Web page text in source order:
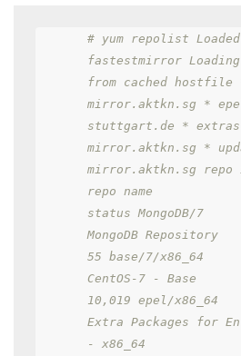
# yum repolist
fastestmirror
from cached hostfile
mirror.aktkn.sg *
stuttgart.de *
mirror.aktkn.sg *
mirror.aktkn.sg repo
repo name
status MongoDB/7
MongoDB Repository
55 base/7/x86_64
CentOS-7 - Base
10,019 epel/x86_64
Extra Packages for
- x86_64